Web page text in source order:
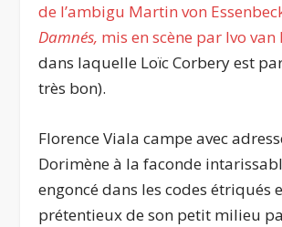
de l’ambigu Martin von
Damnés, mis en scène par Ivo van
dans laquelle Loïc Corbery est
très bon).
Florence Viala campe avec
Dorimène à la faconde
engoncé dans les codes étriqués
prétentieux de son petit milieu